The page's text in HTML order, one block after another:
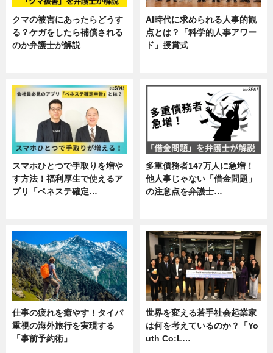
クマの被害にあったらどうす
る？ケガをしたら補償される
のか弁護士が解説
AI時代に求められる人事的観
点とは？「科学的人事アワー
ド」授賞式
スマホひとつで手取りを増や
す方法！福利厚生で使えるア
プリ「ベネステ確定…
多重債務者147万人に急増！
他人事じゃない「借金問題」
の注意点を弁護士…
仕事の疲れを癒やす！タイパ
重視の海外旅行を実現する
「事前予約術」
世界を変える若手社会起業家
は何を考えているのか？「Yo
uth Co:L…